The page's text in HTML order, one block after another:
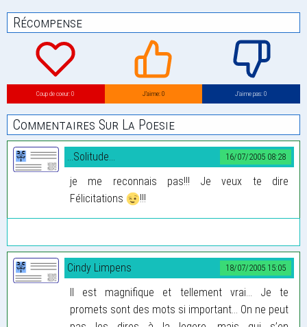
Récompense
Coup de coeur: 0 J’aime: 0 J’aime pas: 0
Commentaires Sur La Poesie
16/07/2005 08:28
...Solitude...
je me reconnais pas!!! Je veux te dire
Félicitations
!!!
18/07/2005 15:05
Cindy Limpens
Il est magnifique et tellement vrai... Je te
promets sont des mots si important... On ne peut